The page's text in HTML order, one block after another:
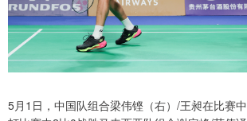
5月1日，中国队组合梁伟铿（右）/王昶在比赛